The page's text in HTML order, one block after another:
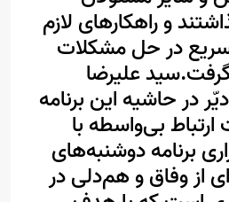
و راهکارهای لازم
در حل مشکلات
سید علیرضا
در حاشیه این برنامه
ارتباط بی‌واسطه با
برنامه دوشنبه‌های
از وفاق و هم‌دلی در